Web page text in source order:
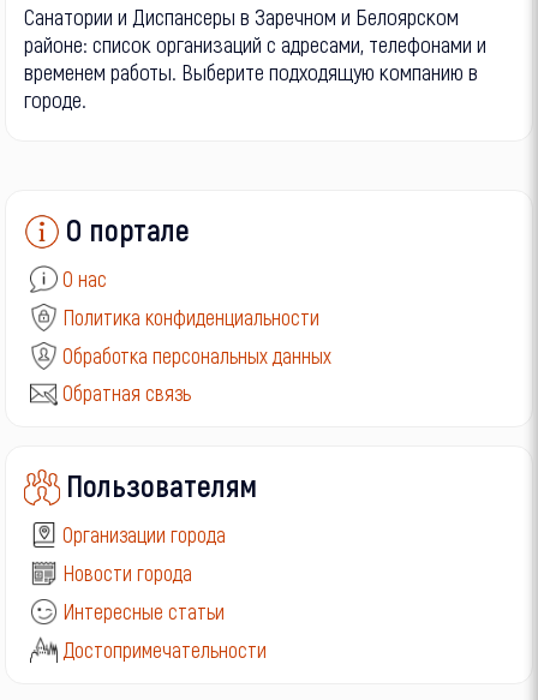
Санатории и Диспансеры в Заречном и Белоярском
районе: список организаций с адресами, телефонами и
временем работы. Выберите подходящую компанию в
городе.
О портале
О нас
Политика конфиденциальности
Обработка персональных данных
Обратная связь
Пользователям
Организации города
Новости города
Интересные статьи
Достопримечательности